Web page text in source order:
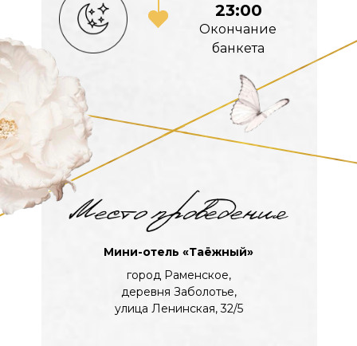
Мини-отель «Таёжный»
город Раменское,
деревня Заболотье,
улица Ленинская, 32/5
Окончание
банкета
23:00